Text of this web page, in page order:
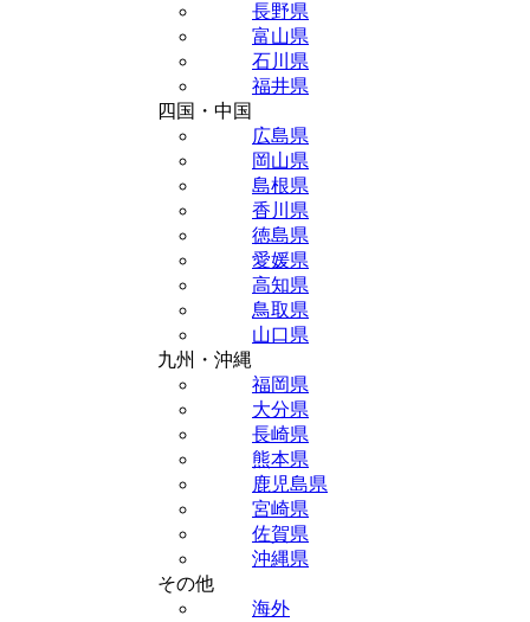
長野県
富山県
石川県
福井県
四国・中国
広島県
岡山県
島根県
香川県
徳島県
愛媛県
高知県
鳥取県
山口県
九州・沖縄
福岡県
大分県
長崎県
熊本県
鹿児島県
宮崎県
佐賀県
沖縄県
その他
海外